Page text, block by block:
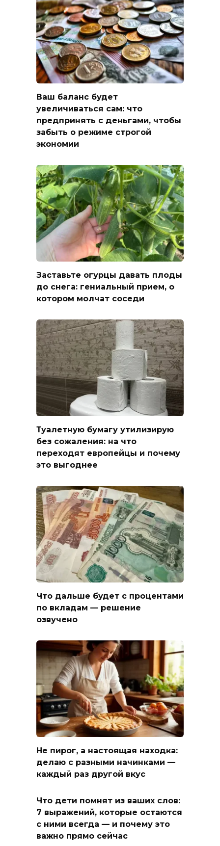
Ваш баланс будет
увеличиваться сам: что
предпринять с деньгами, чтобы
забыть о режиме строгой
экономии
Заставьте огурцы давать плоды
до снега: гениальный прием, о
котором молчат соседи
Туалетную бумагу утилизирую
без сожаления: на что
переходят европейцы и почему
это выгоднее
Что дальше будет с процентами
по вкладам — решение
озвучено
Не пирог, а настоящая находка:
делаю с разными начинками —
каждый раз другой вкус
Что дети помнят из ваших слов:
7 выражений, которые остаются
с ними всегда — и почему это
важно прямо сейчас